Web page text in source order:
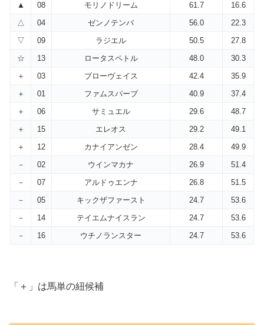
▲
08 モリノドリーム 61.7
16.6
△
04 ゼンノテンバ 56.0
22.3
▽
09 ラジエル 50.5
27.8
☆
13 ロータスペトル 48.0
30.3
＋
03 ブローヴェイス 42.4
35.9
＋
01 ファムスパーブ 40.9
37.4
＋
06 サミュエル 29.6
48.7
＋
15 エレオス 29.2
49.1
＋
12 カナイアンゼン 28.4
49.9
－
02 ウインマカナ 26.9
51.4
－
07 アルドゥエンナ 26.8
51.5
－
05 キックザファースト 24.7
53.6
－
14 テイエムナイスラン 24.7
53.6
－
16 ウチノランスター 24.7 53.6
「＋」は馬単の紐候補